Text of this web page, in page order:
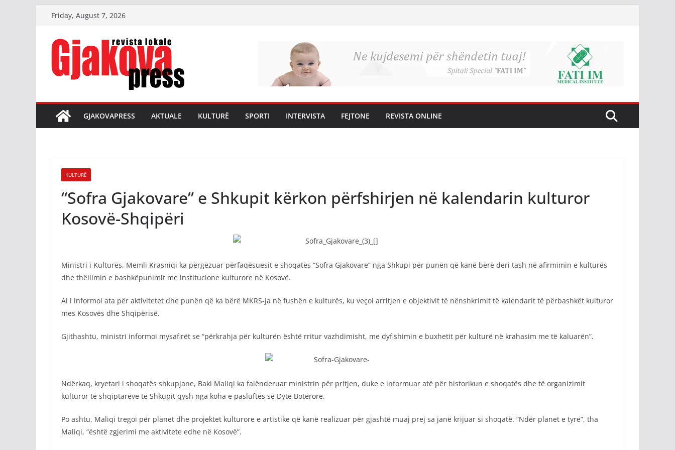
content
Friday, August 7, 2026
GJAKOVAPRESS AKTUALE KULTURË SPORTI INTERVISTA FEJTONE REVISTA ONLINE
KULTURË
“Sofra Gjakovare” e Shkupit kërkon përfshirjen në kalendarin kulturor
Kosovë-Shqipëri
Ministri i Kulturës, Memli Krasniqi ka përgëzuar përfaqësuesit e shoqatës “Sofra Gjakovare” nga Shkupi për punën që kanë bërë deri tash në afirmimin e kulturës
dhe thëllimin e bashkëpunimit me institucione kulturore në Kosovë.
Ai i informoi ata për aktivitetet dhe punën që ka bërë MKRS-ja në fushën e kulturës, ku veçoi arritjen e objektivit të nënshkrimit të kalendarit të përbashkët kulturor
mes Kosovës dhe Shqipërisë.
Gjithashtu, ministri informoi mysafirët se “përkrahja për kulturën është rritur vazhdimisht, me dyfishimin e buxhetit për kulturë në krahasim me të kaluarën”.
Ndërkaq, kryetari i shoqatës shkupjane, Baki Maliqi ka falënderuar ministrin për pritjen, duke e informuar atë për historikun e shoqatës dhe të organizimit
kulturor të shqiptarëve të Shkupit qysh nga koha e pasluftës së Dytë Botërore.
Po ashtu, Maliqi tregoi për planet dhe projektet kulturore e artistike që kanë realizuar për gjashtë muaj prej sa janë krijuar si shoqatë. “Ndër planet e tyre”, tha
Maliqi, “është zgjerimi me aktivitete edhe në Kosovë”.